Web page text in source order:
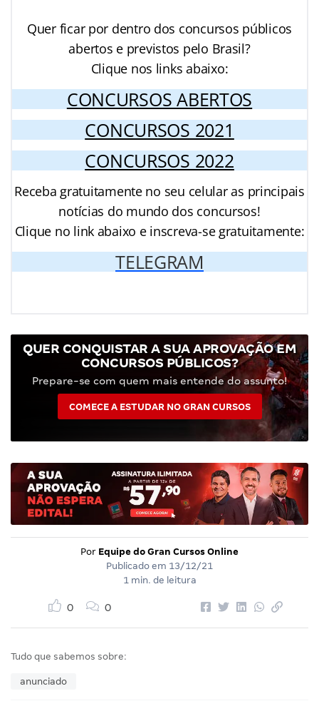
Quer ficar por dentro dos concursos públicos
abertos e previstos pelo Brasil?
Clique nos links abaixo:
CONCURSOS ABERTOS
CONCURSOS 2021
CONCURSOS 2022
Receba gratuitamente no seu celular as principais
notícias do mundo dos concursos!
Clique no link abaixo e inscreva-se gratuitamente:
TELEGRAM
QUER CONQUISTAR A SUA APROVAÇÃO EM
CONCURSOS PÚBLICOS?
Prepare-se com quem mais entende do assunto!
COMECE A ESTUDAR NO GRAN CURSOS
Por Equipe do Gran Cursos Online
Publicado em 13/12/21
1 min. de leitura
0 0
Tudo que sabemos sobre:
anunciado